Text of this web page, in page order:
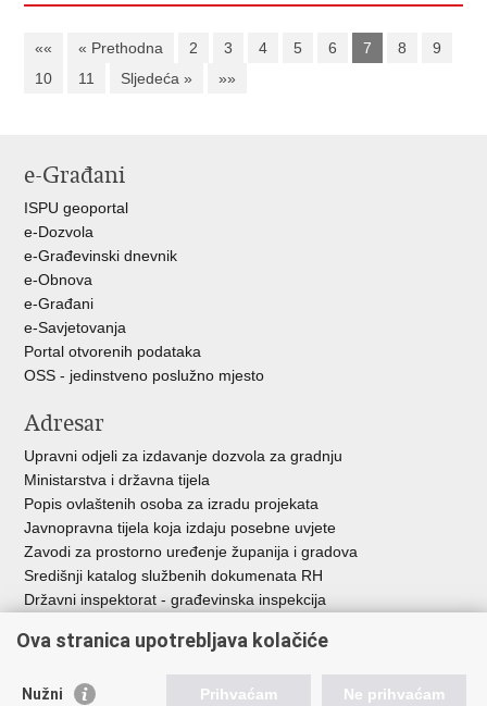
«« « Prethodna 2 3 4 5 6 7 8
9
10
11 Sljedeća » »»
e-Građani
ISPU geoportal
e-Dozvola
e-Građevinski dnevnik
e-Obnova
e-Građani
e-Savjetovanja
Portal otvorenih podataka
OSS - jedinstveno poslužno mjesto
Adresar
Upravni odjeli za izdavanje dozvola za gradnju
Ministarstva i državna tijela
Popis ovlaštenih osoba za izradu projekata
Javnopravna tijela koja izdaju posebne uvjete
Zavodi za prostorno uređenje županija i gradova
Središnji katalog službenih dokumenata RH
Državni inspektorat - građevinska inspekcija
Ova stranica upotrebljava kolačiće
Nužni Prihvaćam Ne prihvaćam